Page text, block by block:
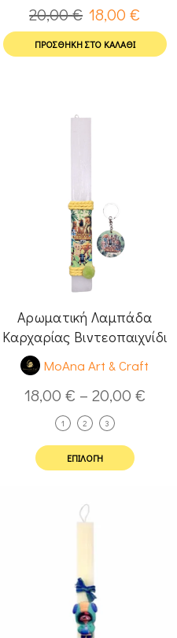
20,00€ 18,00€
ΠΡΟΣΘΉΚΗ ΣΤΟ ΚΑΛΆΘΙ
Αρωματική Λαμπάδα
Καρχαρίας Βιντεοπαιχνίδι
MoAna Art & Craft
18,00 € – 20,00 €
1 2 3
ΕΠΙΛΟΓΉ